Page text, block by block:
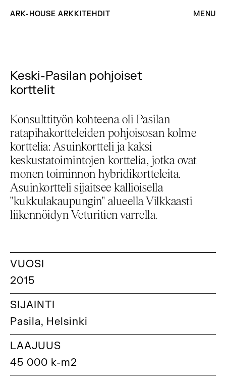
ARK-HOUSE ARKKITEHDIT MENU
Keski-Pasilan pohjoiset
korttelit
Konsulttityön kohteena oli Pasilan
ratapihakortteleiden pohjoisosan kolme
korttelia: Asuinkortteli ja kaksi
keskustatoimintojen korttelia, jotka ovat
monen toiminnon hybridikortteleita.
Asuinkortteli sijaitsee kallioisella
"kukkulakaupungin" alueella Vilkkaasti
liikennöidyn Veturitien varrella.
VUOSI
2015
SIJAINTI
Pasila, Helsinki
LAAJUUS
45 000 k-m2